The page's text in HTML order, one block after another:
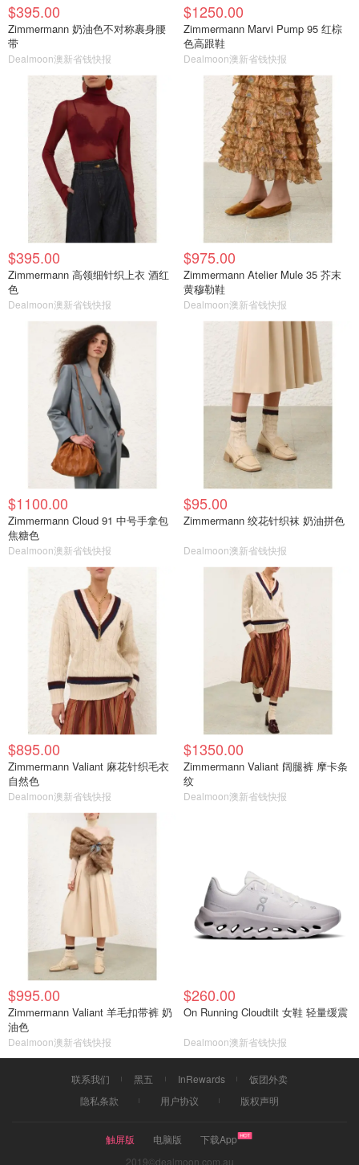
$395.00
Zimmermann 奶油色不对称裹身腰
带
Dealmoon澳新省钱快报
$1250.00
Zimmermann Marvi Pump 95 红棕
色高跟鞋
Dealmoon澳新省钱快报
$395.00
Zimmermann 高领细针织上衣 酒红
色
Dealmoon澳新省钱快报
$975.00
Zimmermann Atelier Mule 35 芥末
黄穆勒鞋
Dealmoon澳新省钱快报
$1100.00
Zimmermann Cloud 91 中号手拿包
焦糖色
Dealmoon澳新省钱快报
$95.00
Zimmermann 绞花针织袜 奶油拼色
Dealmoon澳新省钱快报
$895.00
Zimmermann Valiant 麻花针织毛衣
自然色
Dealmoon澳新省钱快报
$1350.00
Zimmermann Valiant 阔腿裤 摩卡条
纹
Dealmoon澳新省钱快报
$995.00
Zimmermann Valiant 羊毛扣带裤 奶
油色
Dealmoon澳新省钱快报
$260.00
On Running Cloudtilt 女鞋 轻量缓震
Dealmoon澳新省钱快报
联系我们 黑五 InRewards
饭团外卖
隐私条款
用户协议 版权声明
触屏版 电脑版
下载App
2019©dealmoon.com.au